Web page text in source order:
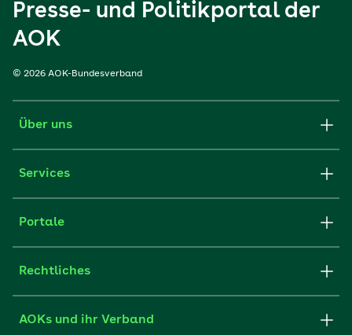
Presse- und Politikportal der
AOK
© 2026 AOK-Bundesverband
Über uns
Services
Portale
Rechtliches
AOKs und ihr Verband